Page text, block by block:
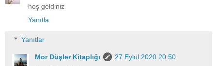
hoş geldiniz
Yanıtla
Yanıtlar
Mor Düşler Kitaplığı
27 Eylül 2020 20:50